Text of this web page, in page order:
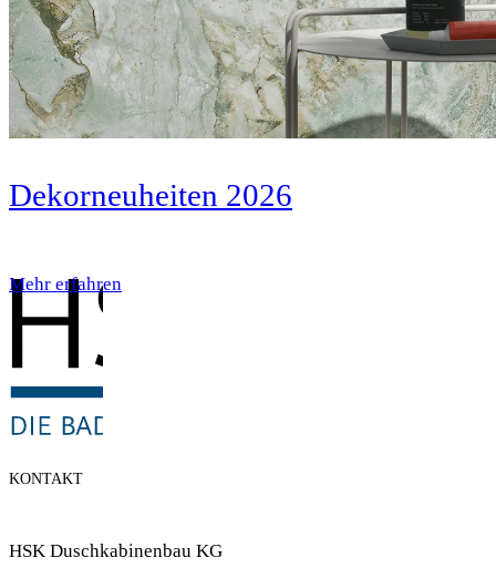
Dekorneuheiten 2026
Mehr erfahren
KONTAKT
HSK Duschkabinenbau KG